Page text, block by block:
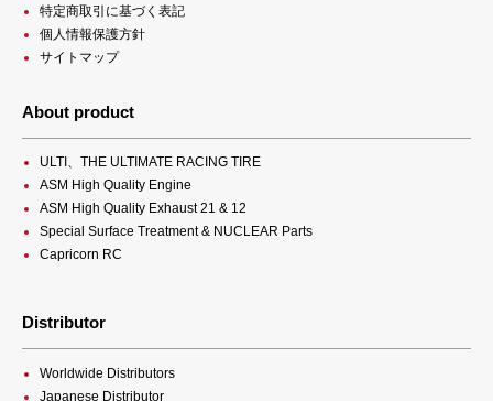
特定商取引に基づく表記
個人情報保護方針
サイトマップ
About product
ULTI、THE ULTIMATE RACING TIRE
ASM High Quality Engine
ASM High Quality Exhaust 21 & 12
Special Surface Treatment & NUCLEAR Parts
Capricorn RC
Distributor
Worldwide Distributors
Japanese Distributor